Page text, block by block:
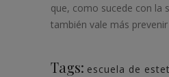
que, como sucede con la
también vale más
Tags: escuela de